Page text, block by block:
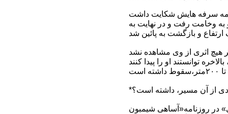
حال عمومی او رو به وخامت رفت و در نهایت به
از آن مسیر، داشته است؟